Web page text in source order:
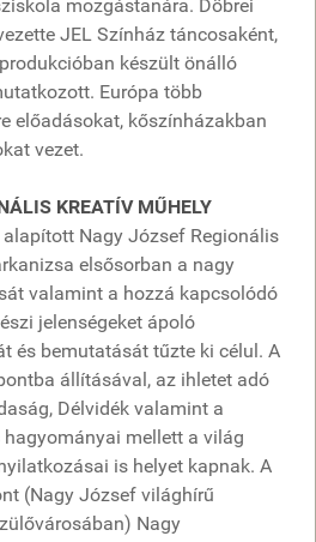
mozgástanára. Döbrei
JEL Színház táncosaként,
készült önálló
Európa több
előadásokat, kőszínházakban
vezet.
KREATÍV MŰHELY
alapított Nagy József Regionális
elsősorban a nagy
valamint a hozzá kapcsolódó
jelenségeket ápoló
és bemutatását tűzte ki célul. A
állításával, az ihletet adó
Délvidék valamint a
mellett a világ
is helyet kapnak. A
(Nagy József világhírű
Nagy